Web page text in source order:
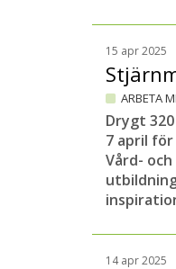
15 apr 2025
ARBETA
Drygt
7 april
Vård-
14 apr 2025